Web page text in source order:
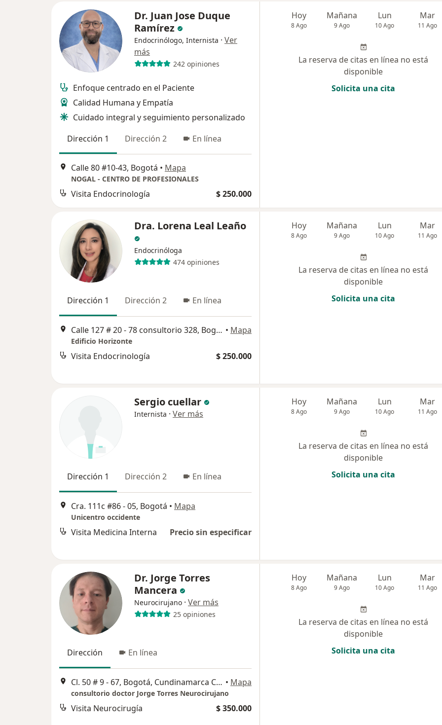
Dr. Juan Jose Duque
Ramírez
Endocrinólogo, Internista · Ver
más
242 opiniones
Enfoque centrado en el Paciente
Calidad Humana y Empatía
Cuidado integral y seguimiento personalizado
Dirección 1
Dirección 2 En línea
Calle 80 #10-43, Bogotá • Mapa
NOGAL - CENTRO DE PROFESIONALES
Visita Endocrinología $ 250.000
Hoy
8 Ago
Mañana
9 Ago
Lun
10 Ago
Mar
11 Ago
La reserva de citas en línea no está
disponible
Solicita una cita
Dra. Lorena Leal Leaño
Endocrinóloga
474 opiniones
Dirección 1 Dirección 2 En línea
Calle 127 # 20 - 78 consultorio 328, Bogotá • Mapa
Edificio Horizonte
Visita Endocrinología $ 250.000
Hoy
8 Ago
Mañana
9 Ago
Lun
10 Ago
Mar
11 Ago
La reserva de citas en línea no está
disponible
Solicita una cita
Sergio cuellar
Internista · Ver más
Dirección 1 Dirección 2 En línea
Cra. 111c #86 - 05, Bogotá • Mapa
Unicentro occidente
Visita Medicina Interna Precio sin especificar
Hoy
8 Ago
Mañana
9 Ago
Lun
10 Ago
Mar
11 Ago
La reserva de citas en línea no está
disponible
Solicita una cita
Dr. Jorge Torres
Mancera
Neurocirujano · Ver más
25 opiniones
Dirección En línea
Cl. 50 # 9 - 67, Bogotá, Cundinamarca Consultorio 317, Bogotá • Mapa
consultorio doctor Jorge Torres Neurocirujano
Visita Neurocirugía $ 350.000
Hoy
8 Ago
Mañana
9 Ago
Lun
10 Ago
Mar
11 Ago
La reserva de citas en línea no está
disponible
Solicita una cita